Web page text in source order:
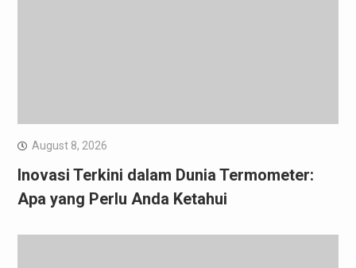
August 8, 2026
Inovasi Terkini dalam Dunia Termometer:
Apa yang Perlu Anda Ketahui